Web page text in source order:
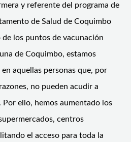
y referente del programa de
de Salud de Coquimbo
los puntos de vacunación
de Coquimbo, estamos
aquellas personas que, por
no pueden acudir a
ello, hemos aumentado los
centros
el acceso para toda la